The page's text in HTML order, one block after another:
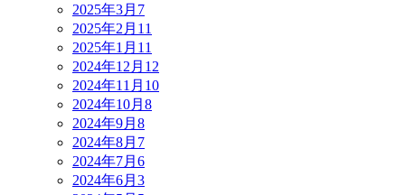
2025年3月 7
2025年2月 11
2025年1月 11
2024年12月 12
2024年11月 10
2024年10月 8
2024年9月 8
2024年8月 7
2024年7月 6
2024年6月 3